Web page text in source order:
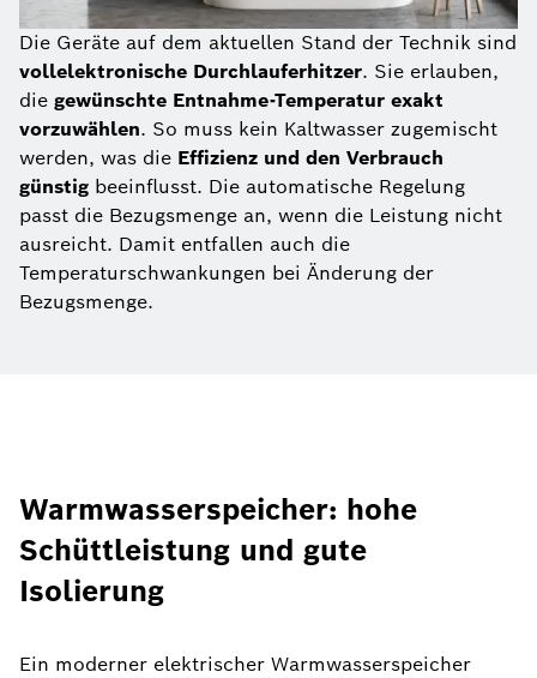
Die Geräte auf dem aktuellen Stand der Technik sind
vollelektronische Durchlauferhitzer. Sie erlauben,
die gewünschte Entnahme-Temperatur exakt
vorzuwählen. So muss kein Kaltwasser zugemischt
werden, was die Effizienz und den Verbrauch
günstig beeinflusst. Die automatische Regelung
passt die Bezugsmenge an, wenn die Leistung nicht
ausreicht. Damit entfallen auch die
Temperaturschwankungen bei Änderung der
Bezugsmenge.
Warmwasserspeicher: hohe
Schüttleistung und gute
Isolierung
Ein moderner elektrischer Warmwasserspeicher